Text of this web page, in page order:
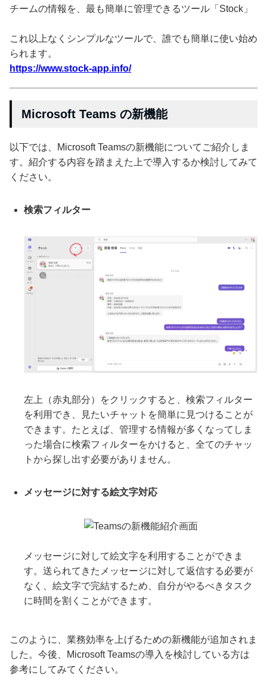
チームの情報を、最も簡単に管理できるツール「Stock」
これ以上なくシンプルなツールで、誰でも簡単に使い始め
られます。
https://www.stock-app.info/
Microsoft Teams の新機能
以下では、Microsoft Teamsの新機能についてご紹介しま
す。紹介する内容を踏まえた上で導入するか検討してみて
ください。
検索フィルター
左上（赤丸部分）をクリックすると、検索フィルター
を利用でき、見たいチャットを簡単に見つけることが
できます。たとえば、管理する情報が多くなってしま
った場合に検索フィルターをかけると、全てのチャッ
トから探し出す必要がありません。
メッセージに対する絵文字対応
メッセージに対して絵文字を利用することができま
す。送られてきたメッセージに対して返信する必要が
なく、絵文字で完結するため、自分がやるべきタスク
に時間を割くことができます。
このように、業務効率を上げるための新機能が追加されま
した。今後、Microsoft Teamsの導入を検討している方は
参考にしてみてください。